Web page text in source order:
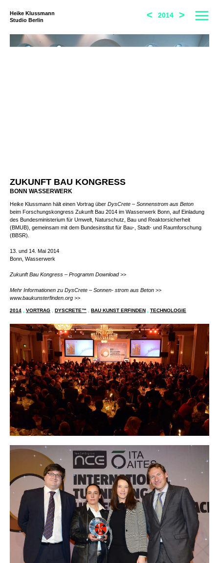
Heike Klussmann
Studio Berlin
< 2014 >
ZUKUNFT BAU KONGRESS
BONN WASSERWERK
Heike Klussmann hält einen Vortrag über DysCrete – Sonnenstrom aus Beton
beim Forschungskongress Zukunft Bau 2014 im Wasserwerk Bonn, auf Einladung
des Bundesministerium für Umwelt, Naturschutz, Bau und Reaktorsicherheit
(BMUB), gemeinsam mit dem Bundesinstitut für Bau-, Stadt- und Raumforschung
(BBSR).
13. und 14. Mai 2014
Bonn, Wasserwerk
Zukunft Bau Kongress – Programm Download >>
Mehr Informationen zu DysCrete – Sonnen- strom aus Beton >>
www.baukunsterfinden.org >>
2014 VORTRAG DYSCRETE™ BAU KUNST ERFINDEN TECHNOLOGIE